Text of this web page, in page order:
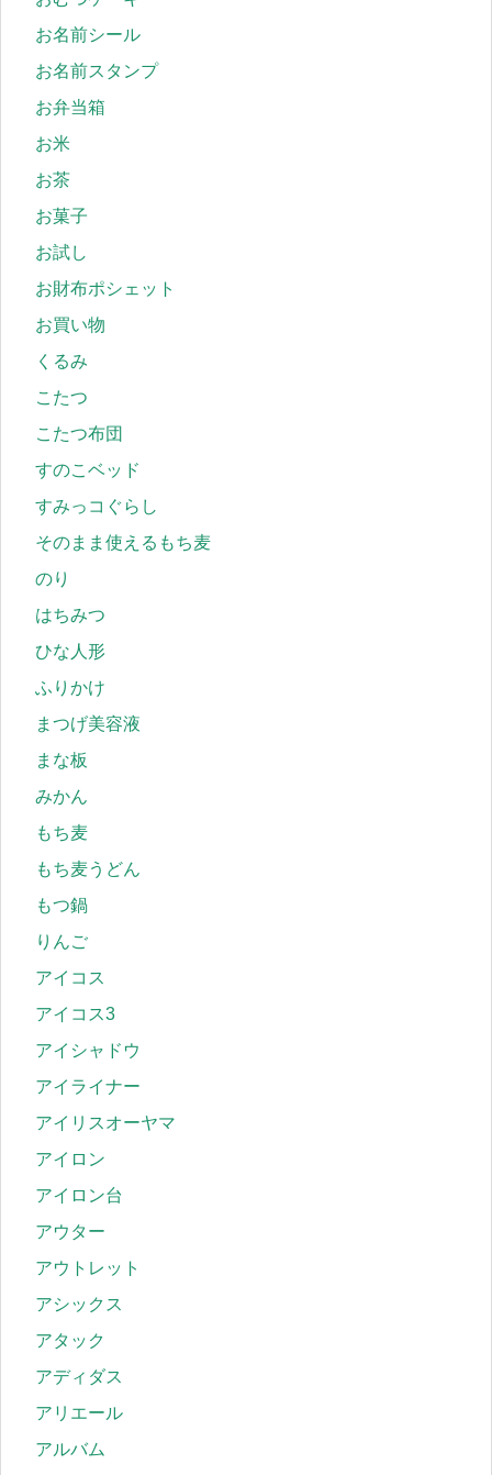
お名前シール
お名前スタンプ
お弁当箱
お米
お茶
お菓子
お試し
お財布ポシェット
お買い物
くるみ
こたつ
こたつ布団
すのこベッド
すみっコぐらし
そのまま使えるもち麦
のり
はちみつ
ひな人形
ふりかけ
まつげ美容液
まな板
みかん
もち麦
もち麦うどん
もつ鍋
りんご
アイコス
アイコス3
アイシャドウ
アイライナー
アイリスオーヤマ
アイロン
アイロン台
アウター
アウトレット
アシックス
アタック
アディダス
アリエール
アルバム